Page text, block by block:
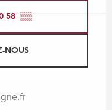
58 ▒▒
NOUS